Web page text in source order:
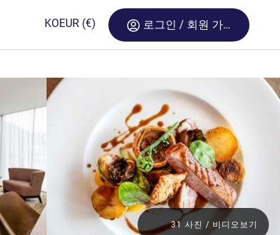
KOEUR (€) 로그인 / 회원 가입
31 사진 / 비디오보기